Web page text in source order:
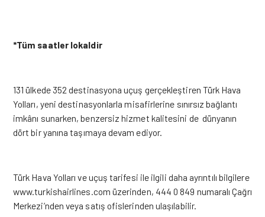
*Tüm saatler lokaldir
131 ülkede 352 destinasyona uçuş gerçekleştiren Türk Hava
Yolları, yeni destinasyonlarla misafirlerine sınırsız bağlantı
imkânı sunarken, benzersiz hizmet kalitesini de dünyanın
dört bir yanına taşımaya devam ediyor.
Türk Hava Yolları ve uçuş tarifesi ile ilgili daha ayrıntılı bilgilere
www.turkishairlines.com üzerinden, 444 0 849 numaralı Çağrı
Merkezi’nden veya satış ofislerinden ulaşılabilir.